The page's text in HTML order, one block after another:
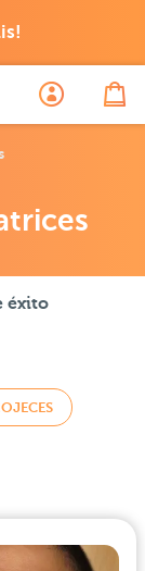
éxito